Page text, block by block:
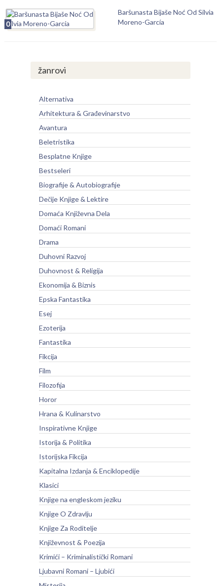
0
Baršunasta Bijaše Noć Od Silvia
Moreno-García
žanrovi
Alternativa
Arhitektura & Građevinarstvo
Avantura
Beletristika
Besplatne Knjige
Bestseleri
Biografije & Autobiografije
Dečije Knjige & Lektire
Domaća Književna Dela
Domaći Romani
Drama
Duhovni Razvoj
Duhovnost & Religija
Ekonomija & Biznis
Epska Fantastika
Esej
Ezoterija
Fantastika
Fikcija
Film
Filozofija
Horor
Hrana & Kulinarstvo
Inspirativne Knjige
Istorija & Politika
Istorijska Fikcija
Kapitalna Izdanja & Enciklopedije
Klasici
Knjige na engleskom jeziku
Knjige O Zdravlju
Knjige Za Roditelje
Književnost & Poezija
Krimići – Kriminalistički Romani
Ljubavni Romani – Ljubići